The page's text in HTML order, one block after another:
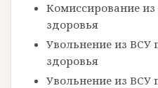
Комиссирование
здоровья
Увольнение из ВСУ
здоровья
Увольнение из ВСУ